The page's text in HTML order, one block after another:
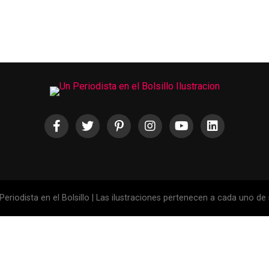
en el Bolsillo | Las ilustraciones pertenecen a cada uno de